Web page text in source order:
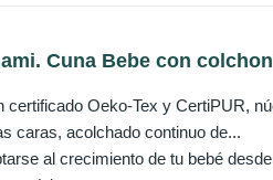
Cuna Bebe con
Oeko-Tex y CertiPUR,
caras, acolchado continuo de...
al crecimiento de tu bebé